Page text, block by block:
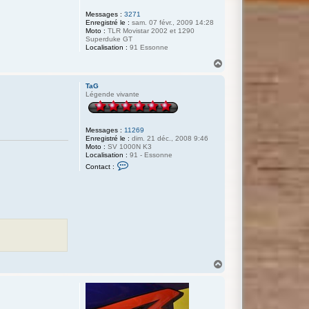
Messages : 3271
Enregistré le : sam. 07 févr., 2009 14:28
Moto : TLR Movistar 2002 et 1290
Superduke GT
Localisation : 91 Essonne
TaG
Légende vivante
Messages : 11269
Enregistré le : dim. 21 déc., 2008 9:46
Moto : SV 1000N K3
Localisation : 91 - Essonne
Contact :